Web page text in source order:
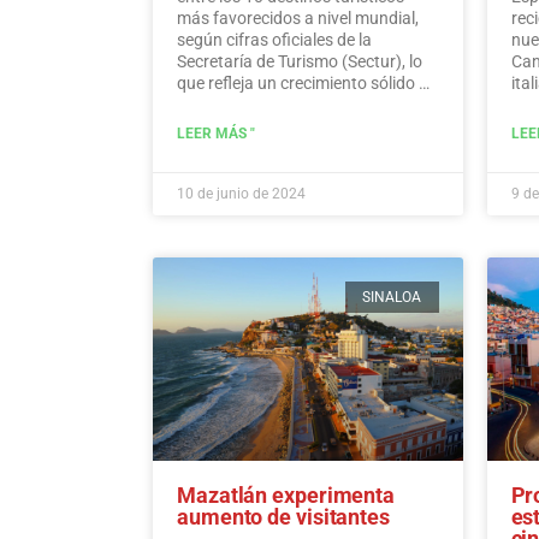
más favorecidos a nivel mundial,
según cifras oficiales de la
Secretaría de Turismo (Sectur), lo
que refleja un crecimiento sólido en
la inversión extranjera directa, el
internacionales.…
LEER MÁS "
10 de junio de 2024 9
SINALOA
Mazatlán experimenta
aumento de visitantes